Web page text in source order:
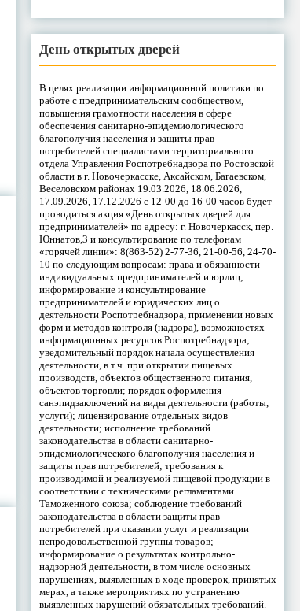
День открытых дверей
В целях реализации информационной политики по
работе с предпринимательским сообществом,
повышения грамотности населения в сфере
обеспечения санитарно-эпидемиологического
благополучия населения и защиты прав
потребителей специалистами территориального
отдела Управления Роспотребнадзора по Ростовской
области в г. Новочеркасске, Аксайском, Багаевском,
Веселовском районах 19.03.2026, 18.06.2026,
17.09.2026, 17.12.2026 с 12-00 до 16-00 часов будет
проводиться акция «День открытых дверей для
предпринимателей» по адресу: г. Новочеркасск, пер.
Юннатов,3 и консультирование по телефонам
«горячей линии»: 8(863-52) 2-77-36, 21-00-56, 24-70-
10 по следующим вопросам: права и обязанности
индивидуальных предпринимателей и юрлиц;
информирование и консультирование
предпринимателей и юридических лиц о
деятельности Роспотребнадзора, применении новых
форм и методов контроля (надзора), возможностях
информационных ресурсов Роспотребнадзора;
уведомительный порядок начала осуществления
деятельности, в т.ч. при открытии пищевых
производств, объектов общественного питания,
объектов торговли; порядок оформления
санэпидзаключений на виды деятельности (работы,
услуги); лицензирование отдельных видов
деятельности; исполнение требований
законодательства в области санитарно-
эпидемиологического благополучия населения и
защиты прав потребителей; требования к
производимой и реализуемой пищевой продукции в
соответствии с техническими регламентами
Таможенного союза; соблюдение требований
законодательства в области защиты прав
потребителей при оказании услуг и реализации
непродовольственной группы товаров;
информирование о результатах контрольно-
надзорной деятельности, в том числе основных
нарушениях, выявленных в ходе проверок, принятых
мерах, а также мероприятиях по устранению
выявленных нарушений обязательных требований.